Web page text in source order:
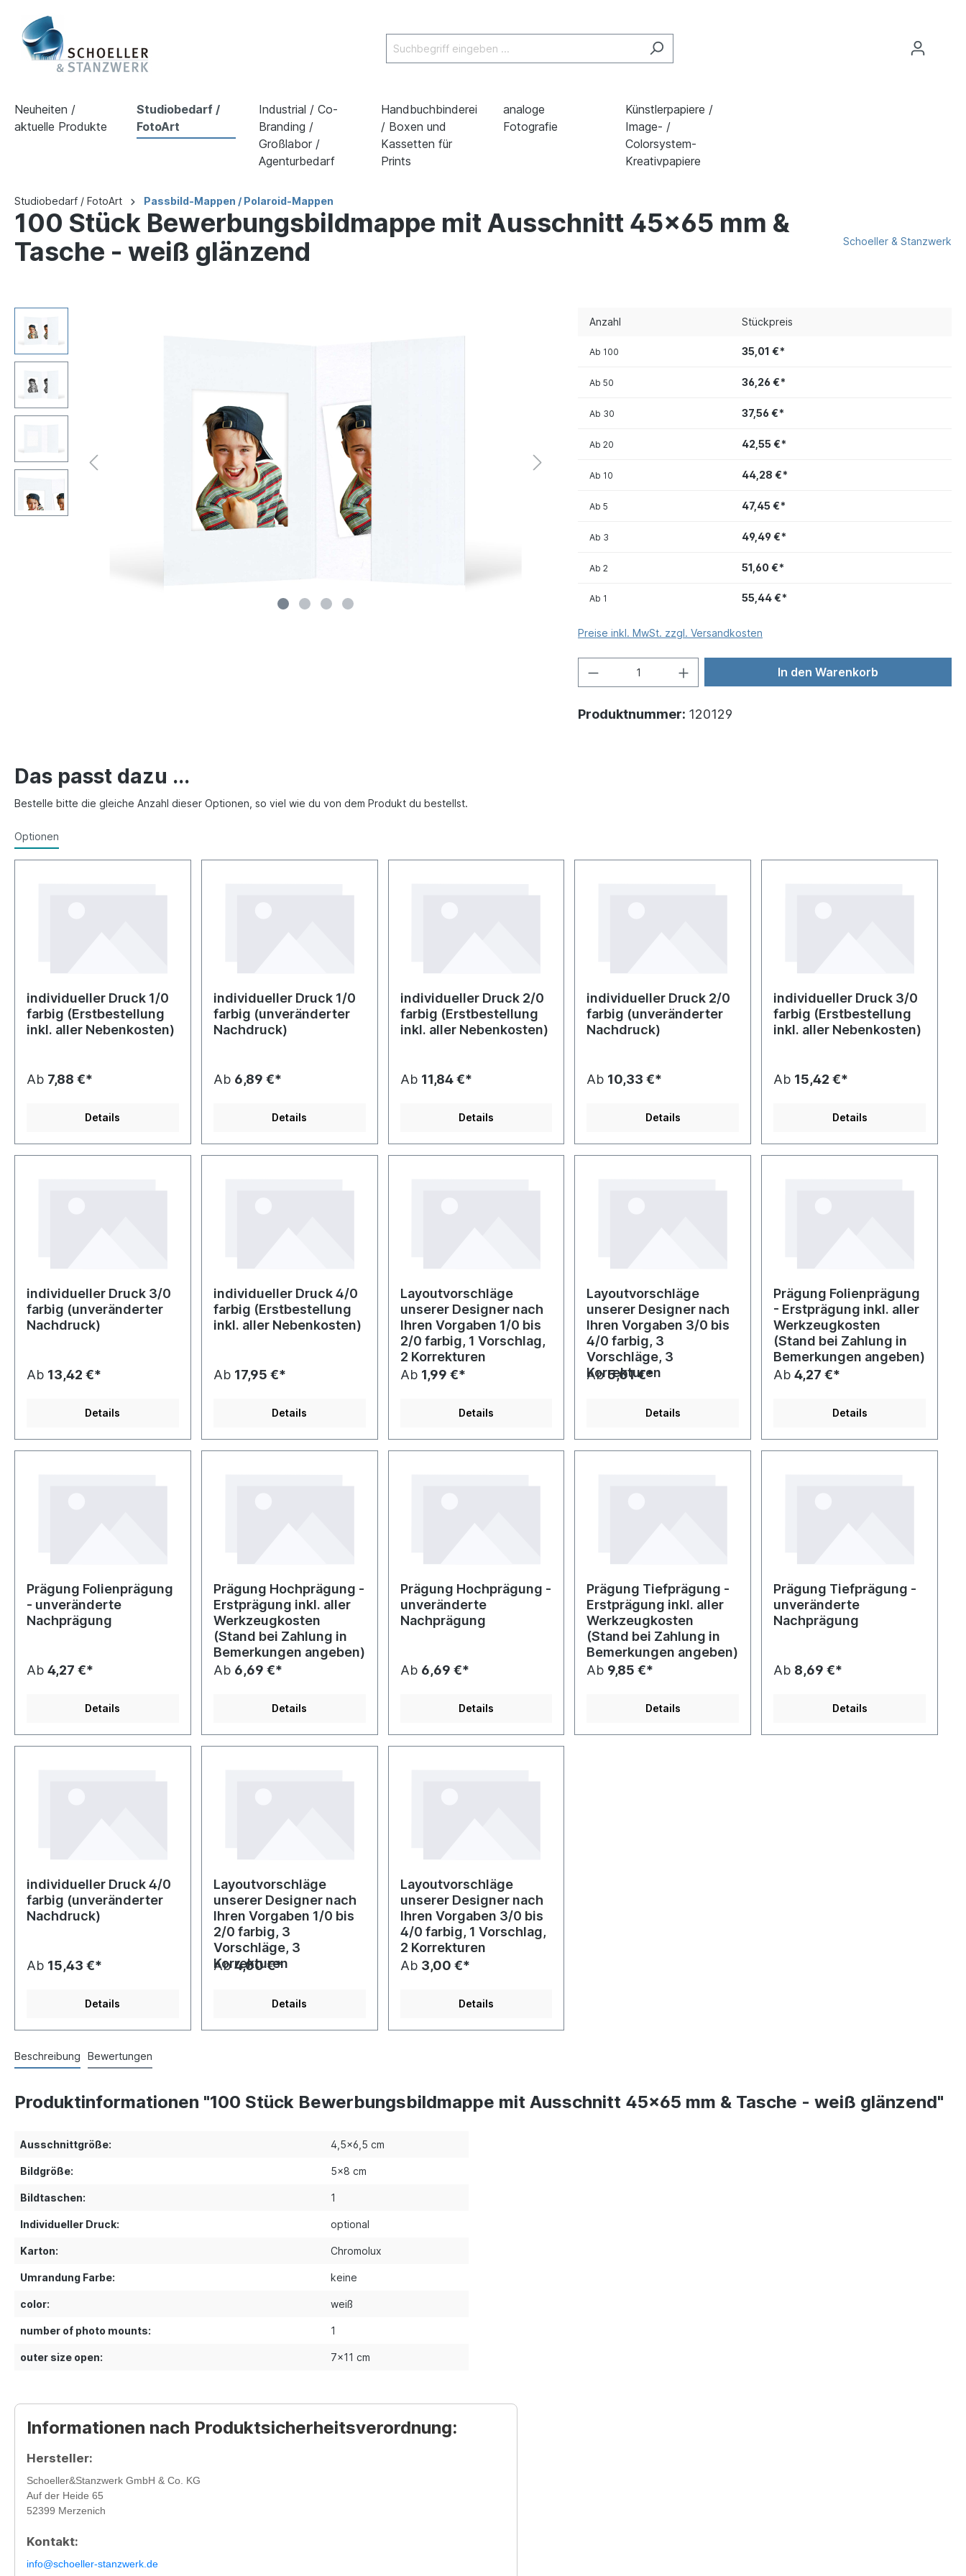
Neuheiten /
aktuelle Produkte
Studiobedarf /
FotoArt
Industrial / Co-
Branding /
Großlabor /
Agenturbedarf
Handbuchbinderei
/ Boxen und
Kassetten für
Prints
analoge
Fotografie
Künstlerpapiere /
Image- /
Colorsystem-
Kreativpapiere
Studiobedarf / FotoArt Passbild-Mappen / Polaroid-Mappen
100 Stück Bewerbungsbildmappe mit Ausschnitt 45x65 mm &
Tasche - weiß glänzend
Schoeller & Stanzwerk
Anzahl Stückpreis
Ab 1 55,44 €*
Ab 2 51,60 €*
Ab 3 49,49 €*
Ab 5 47,45 €*
Ab 10 44,28 €*
Ab 20 42,55 €*
Ab 30 37,56 €*
Ab 50 36,26 €*
Ab 100 35,01 €*
Preise inkl. MwSt. zzgl. Versandkosten
In den Warenkorb
Produktnummer: 120129
Das passt dazu ...
Bestelle bitte die gleiche Anzahl dieser Optionen, so viel wie du von dem Produkt du bestellst.
Optionen
individueller Druck 1/0
farbig (Erstbestellung
inkl. aller Nebenkosten)
Ab 7,88 €*
Details
individueller Druck 1/0
farbig (unveränderter
Nachdruck)
Ab 6,89 €*
Details
individueller Druck 2/0
farbig (Erstbestellung
inkl. aller Nebenkosten)
Ab 11,84 €*
Details
individueller Druck 2/0
farbig (unveränderter
Nachdruck)
Ab 10,33 €*
Details
individueller Druck 3/0
farbig (Erstbestellung
inkl. aller Nebenkosten)
Ab 15,42 €*
Details
individueller Druck 3/0
farbig (unveränderter
Nachdruck)
Ab 13,42 €*
Details
individueller Druck 4/0
farbig (Erstbestellung
inkl. aller Nebenkosten)
Ab 17,95 €*
Details
Layoutvorschläge
unserer Designer nach
Ihren Vorgaben 1/0 bis
2/0 farbig, 1 Vorschlag,
2 Korrekturen
Ab 1,99 €*
Details
Layoutvorschläge
unserer Designer nach
Ihren Vorgaben 3/0 bis
4/0 farbig, 3
Vorschläge, 3
Korrekturen
Ab5,01 €*
Details
Prägung Folienprägung
- Erstprägung inkl. aller
Werkzeugkosten
(Stand bei Zahlung in
Bemerkungen angeben)
Ab4,27 €*
Details
Prägung Folienprägung
- unveränderte
Nachprägung
Ab 4,27 €*
Details
Prägung Hochprägung -
Erstprägung inkl. aller
Werkzeugkosten
(Stand bei Zahlung in
Bemerkungen angeben)
Ab 6,69 €*
Details
Prägung Hochprägung -
unveränderte
Nachprägung
Ab 6,69 €*
Details
Prägung Tiefprägung -
Erstprägung inkl. aller
Werkzeugkosten
(Stand bei Zahlung in
Bemerkungen angeben)
Ab 9,85 €*
Details
Prägung Tiefprägung -
unveränderte
Nachprägung
Ab 8,69 €*
Details
individueller Druck 4/0
farbig (unveränderter
Nachdruck)
Ab 15,43 €*
Details
Layoutvorschläge
unserer Designer nach
Ihren Vorgaben 1/0 bis
2/0 farbig, 3
Vorschläge, 3
Korrekturen
Ab4,00 €*
Details
Layoutvorschläge
unserer Designer nach
Ihren Vorgaben 3/0 bis
4/0 farbig, 1 Vorschlag,
2 Korrekturen
Ab 3,00 €*
Details
Beschreibung Bewertungen
Produktinformationen "100 Stück Bewerbungsbildmappe mit Ausschnitt 45x65 mm & Tasche - weiß glänzend"
Ausschnittgröße: 4,5x6,5 cm
Bildgröße: 5x8 cm
Bildtaschen: 1
Individueller Druck: optional
Karton: Chromolux
Umrandung Farbe: keine
color: weiß
number of photo mounts: 1
outer size open: 7x11 cm
Informationen nach Produktsicherheitsverordnung:
Hersteller:
Schoeller&Stanzwerk GmbH & Co. KG
Auf der Heide 65
52399 Merzenich
Kontakt:
info@schoeller-stanzwerk.de